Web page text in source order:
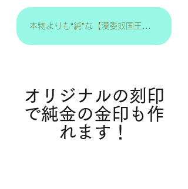
本物よりも“純”な【漢委奴国王の金印】はコチラ！
オリジナルの刻印
で純金の金印も作
れます！